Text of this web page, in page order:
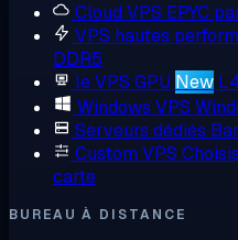
Cloud VPS EPYC
VPS hautes
DDR5
le VPS GPU New
Windows VPS
Serveurs dédiés
Custom VPS
carte
BUREAU À DISTANCE